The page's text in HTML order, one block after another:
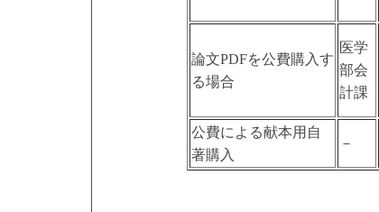
論文PDFを公費購入す
る場合
医学
部会
計課
公費による献本用自
著購入
－